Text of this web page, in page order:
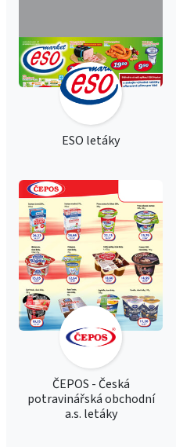
ESO letáky
ČEPOS - Česká
potravinářská obchodní
a.s. letáky